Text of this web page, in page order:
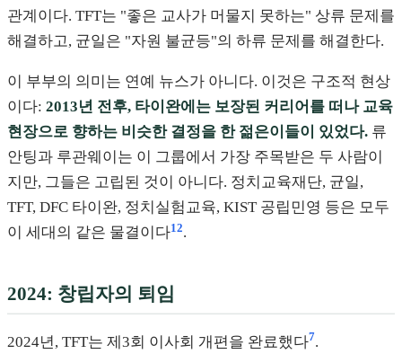
관계이다. TFT는 "좋은 교사가 머물지 못하는" 상류 문제를
해결하고, 균일은 "자원 불균등"의 하류 문제를 해결한다.
이 부부의 의미는 연예 뉴스가 아니다. 이것은 구조적 현상
이다: 2013년 전후, 타이완에는 보장된 커리어를 떠나 교육
현장으로 향하는 비슷한 결정을 한 젊은이들이 있었다. 류
안팅과 루관웨이는 이 그룹에서 가장 주목받은 두 사람이
지만, 그들은 고립된 것이 아니다. 정치교육재단, 균일,
TFT, DFC 타이완, 정치실험교육, KIST 공립민영 등은 모두
이 세대의 같은 물결이다12.
2024: 창립자의 퇴임
2024년, TFT는 제3회 이사회 개편을 완료했다7.